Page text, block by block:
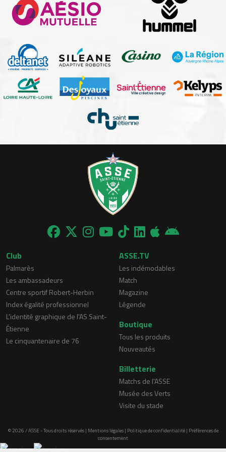
Club
Palmarès
Les ambassadeurs
Centre sportif Robert-Herbin
Index égalité professionnel
L'identité graphique de l'AS Saint-
Étienne
Le cinquantenaire de 76
ASSE.TV
Les indémodables
Match
Magazine
Légende
Boutique
Tous les produits
Nouveautés
Billetterie
Matchs de l'ASSE
Musée des Verts
Visite du stade
© 2026 / ASSE - Tous droits réservés | Mentions légales| Politique de confidentialité| Préférences de
consentement